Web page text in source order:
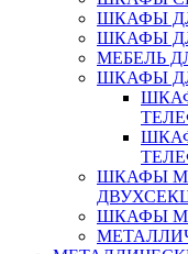
ШКАФЫ
ШКАФЫ
МЕБЕЛЬ
ШКАФЫ
ШКАФЫ
ШКАФЫ